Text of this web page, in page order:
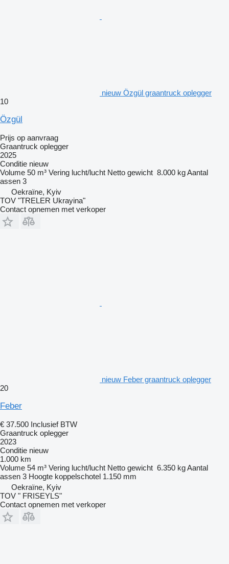
nieuw Özgül graantruck oplegger
10
Özgül
Prijs op aanvraag
Graantruck oplegger
2025
Conditie nieuw
Volume 50 m³ Vering lucht/lucht Netto gewicht 8.000 kgAantal
assen 3
Oekraïne, Kyiv
TOV "TRELER Ukrayina"
Contact opnemen met verkoper
nieuw Feber graantruck oplegger
20
Feber
€ 37.500 Inclusief BTW
Graantruck oplegger
2023
Conditie nieuw
1.000 km
Volume 54 m³ Vering lucht/lucht Netto gewicht 6.350 kgAantal
assen 3 Hoogte koppelschotel 1.150 mm
Oekraïne, Kyiv
TOV " FRISEYLS"
Contact opnemen met verkoper